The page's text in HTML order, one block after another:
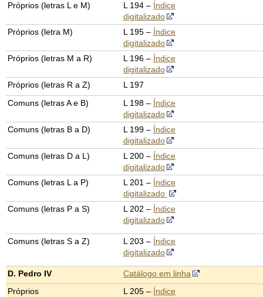
Próprios (letras L e M)
L 194 – Índice
digitalizado
Próprios (letra M)
L 195 – Índice
digitalizado
Próprios (letras M a R)
L 196 – Índice
digitalizado
Próprios (letras R a Z)
L 197
Comuns (letras A e B)
L 198 – Índice
digitalizado
Comuns (letras B a D)
L 199 – Índice
digitalizado
Comuns (letras D a L)
L 200 – Índice
digitalizado
Comuns (letras L a P)
L 201 – Índice
digitalizado
Comuns (letras P a S)
L 202 – Índice
digitalizado
Comuns (letras S a Z) L 203 – Índice
digitalizado
D. Pedro IV
Catálogo em linha
Próprios
L 205 – Índice